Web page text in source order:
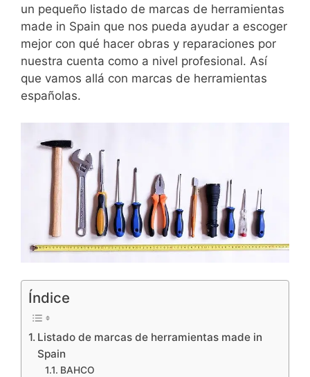
un pequeño listado de marcas de herramientas
made in Spain que nos pueda ayudar a escoger
mejor con qué hacer obras y reparaciones por
nuestra cuenta como a nivel profesional. Así
que vamos allá con marcas de herramientas
españolas.
Índice
Listado de marcas de herramientas made in
Spain
BAHCO